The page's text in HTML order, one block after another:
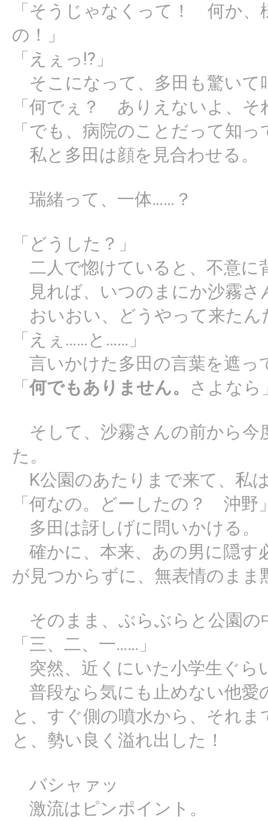
「そうじゃなくって！ 何か
の！」
「えぇっ!?」
そこになって、多田も驚いて
「何でぇ？ ありえないよ、そ
「でも、病院のことだって知
私と多田は顔を見合わせる。
瑞緒って、一体……？
「どうした？」
二人で惚けていると、不意に
見れば、いつのまにか沙霧さ
おいおい、どうやって来た
「えぇ……と……」
言いかけた多田の言葉を遮っ
「何でもありません。 さよなら
そして、沙霧さんの前から今
た。
K公園のあたりまで来て、私
「何なの。どーしたの？ 沖野
多田は訝しげに問いかける。
確かに、本来、あの男に隠す
が見つからずに、無表情のまま
そのまま、ぶらぶらと公園の
「三、二、一……」
突然、近くにいた小学生ぐら
普段なら気にも止めない他愛
と、すぐ側の噴水から、それ
と、勢い良く溢れ出した！
バシャァッ
激流はピンポイント。